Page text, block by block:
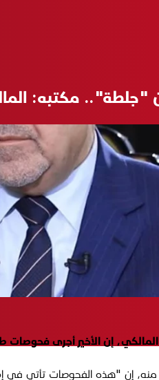
"جلطة".. مكتبه:
المالكي، إن الأخير أجرى
إن "هذه الفحوصات تأتي في